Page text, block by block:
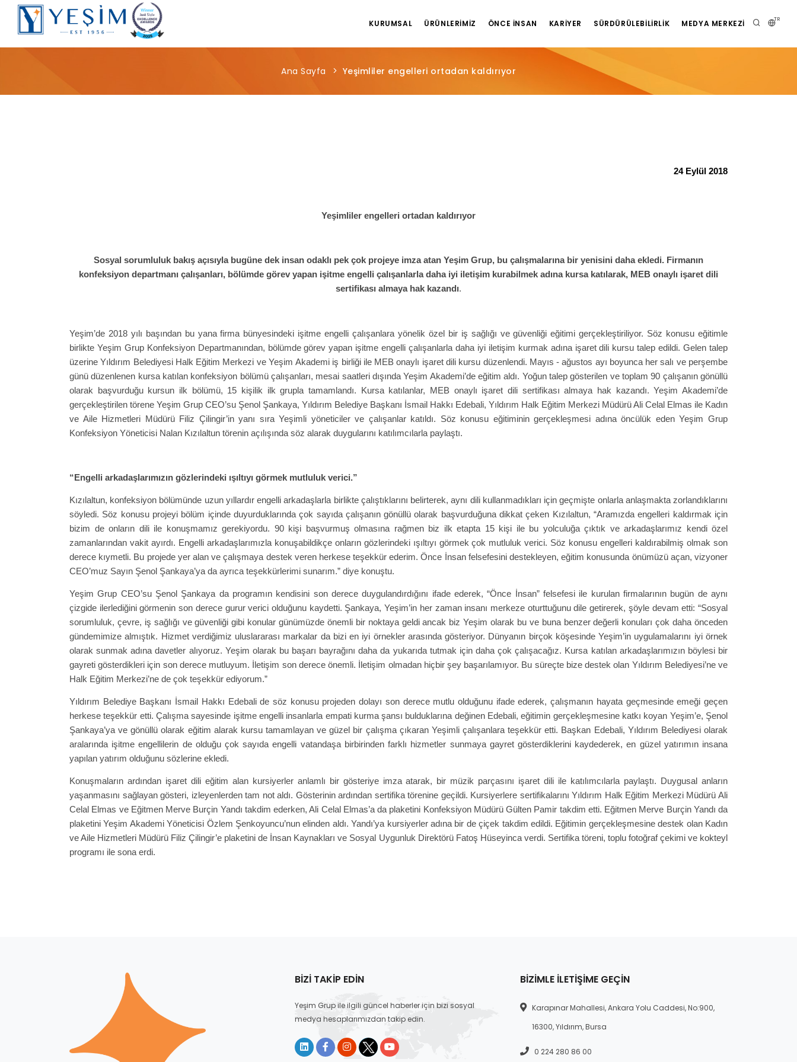
TR
KURUMSAL ÜRÜNLERIMIZ ÖNCE İNSAN KARIYER SÜRDÜRÜLEBILIRLIK MEDYA MERKEZI
Ana Sayfa Yeşimliler engelleri ortadan kaldırıyor
24 Eylül 2018
Yeşimliler engelleri ortadan kaldırıyor
Sosyal sorumluluk bakış açısıyla bugüne dek insan odaklı pek çok projeye imza atan Yeşim Grup, bu çalışmalarına bir yenisini daha ekledi. Firmanın
konfeksiyon departmanı çalışanları, bölümde görev yapan işitme engelli çalışanlarla daha iyi iletişim kurabilmek adına kursa katılarak, MEB onaylı işaret dili
sertifikası almaya hak kazandı.
Yeşim’de 2018 yılı başından bu yana firma bünyesindeki işitme engelli çalışanlara yönelik özel bir iş sağlığı ve güvenliği eğitimi gerçekleştiriliyor. Söz konusu eğitimle
birlikte Yeşim Grup Konfeksiyon Departmanından, bölümde görev yapan işitme engelli çalışanlarla daha iyi iletişim kurmak adına işaret dili kursu talep edildi. Gelen talep
üzerine Yıldırım Belediyesi Halk Eğitim Merkezi ve Yeşim Akademi iş birliği ile MEB onaylı işaret dili kursu düzenlendi. Mayıs - ağustos ayı boyunca her salı ve perşembe
günü düzenlenen kursa katılan konfeksiyon bölümü çalışanları, mesai saatleri dışında Yeşim Akademi’de eğitim aldı. Yoğun talep gösterilen ve toplam 90 çalışanın gönüllü
olarak başvurduğu kursun ilk bölümü, 15 kişilik ilk grupla tamamlandı. Kursa katılanlar, MEB onaylı işaret dili sertifikası almaya hak kazandı. Yeşim Akademi’de
gerçekleştirilen törene Yeşim Grup CEO’su Şenol Şankaya, Yıldırım Belediye Başkanı İsmail Hakkı Edebali, Yıldırım Halk Eğitim Merkezi Müdürü Ali Celal Elmas ile Kadın
ve Aile Hizmetleri Müdürü Filiz Çilingir’in yanı sıra Yeşimli yöneticiler ve çalışanlar katıldı. Söz konusu eğitiminin gerçekleşmesi adına öncülük eden Yeşim Grup
Konfeksiyon Yöneticisi Nalan Kızılaltun törenin açılışında söz alarak duygularını katılımcılarla paylaştı.
“Engelli arkadaşlarımızın gözlerindeki ışıltıyı görmek mutluluk verici.”
Kızılaltun, konfeksiyon bölümünde uzun yıllardır engelli arkadaşlarla birlikte çalıştıklarını belirterek, aynı dili kullanmadıkları için geçmişte onlarla anlaşmakta zorlandıklarını
söyledi. Söz konusu projeyi bölüm içinde duyurduklarında çok sayıda çalışanın gönüllü olarak başvurduğuna dikkat çeken Kızılaltun, “Aramızda engelleri kaldırmak için
bizim de onların dili ile konuşmamız gerekiyordu. 90 kişi başvurmuş olmasına rağmen biz ilk etapta 15 kişi ile bu yolculuğa çıktık ve arkadaşlarımız kendi özel
zamanlarından vakit ayırdı. Engelli arkadaşlarımızla konuşabildikçe onların gözlerindeki ışıltıyı görmek çok mutluluk verici. Söz konusu engelleri kaldırabilmiş olmak son
derece kıymetli. Bu projede yer alan ve çalışmaya destek veren herkese teşekkür ederim. Önce İnsan felsefesini destekleyen, eğitim konusunda önümüzü açan, vizyoner
CEO’muz Sayın Şenol Şankaya’ya da ayrıca teşekkürlerimi sunarım.” diye konuştu.
Yeşim Grup CEO’su Şenol Şankaya da programın kendisini son derece duygulandırdığını ifade ederek, “Önce İnsan” felsefesi ile kurulan firmalarının bugün de aynı
çizgide ilerlediğini görmenin son derece gurur verici olduğunu kaydetti. Şankaya, Yeşim’in her zaman insanı merkeze oturttuğunu dile getirerek, şöyle devam etti: “Sosyal
sorumluluk, çevre, iş sağlığı ve güvenliği gibi konular günümüzde önemli bir noktaya geldi ancak biz Yeşim olarak bu ve buna benzer değerli konuları çok daha önceden
gündemimize almıştık. Hizmet verdiğimiz uluslararası markalar da bizi en iyi örnekler arasında gösteriyor. Dünyanın birçok köşesinde Yeşim’in uygulamalarını iyi örnek
olarak sunmak adına davetler alıyoruz. Yeşim olarak bu başarı bayrağını daha da yukarıda tutmak için daha çok çalışacağız. Kursa katılan arkadaşlarımızın böylesi bir
gayreti gösterdikleri için son derece mutluyum. İletişim son derece önemli. İletişim olmadan hiçbir şey başarılamıyor. Bu süreçte bize destek olan Yıldırım Belediyesi’ne ve
Halk Eğitim Merkezi’ne de çok teşekkür ediyorum.”
Yıldırım Belediye Başkanı İsmail Hakkı Edebali de söz konusu projeden dolayı son derece mutlu olduğunu ifade ederek, çalışmanın hayata geçmesinde emeği geçen
herkese teşekkür etti. Çalışma sayesinde işitme engelli insanlarla empati kurma şansı bulduklarına değinen Edebali, eğitimin gerçekleşmesine katkı koyan Yeşim’e, Şenol
Şankaya’ya ve gönüllü olarak eğitim alarak kursu tamamlayan ve güzel bir çalışma çıkaran Yeşimli çalışanlara teşekkür etti. Başkan Edebali, Yıldırım Belediyesi olarak
aralarında işitme engellilerin de olduğu çok sayıda engelli vatandaşa birbirinden farklı hizmetler sunmaya gayret gösterdiklerini kaydederek, en güzel yatırımın insana
yapılan yatırım olduğunu sözlerine ekledi.
Konuşmaların ardından işaret dili eğitim alan kursiyerler anlamlı bir gösteriye imza atarak, bir müzik parçasını işaret dili ile katılımcılarla paylaştı. Duygusal anların
yaşanmasını sağlayan gösteri, izleyenlerden tam not aldı. Gösterinin ardından sertifika törenine geçildi. Kursiyerlere sertifikalarını Yıldırım Halk Eğitim Merkezi Müdürü Ali
Celal Elmas ve Eğitmen Merve Burçin Yandı takdim ederken, Ali Celal Elmas’a da plaketini Konfeksiyon Müdürü Gülten Pamir takdim etti. Eğitmen Merve Burçin Yandı da
plaketini Yeşim Akademi Yöneticisi Özlem Şenkoyuncu’nun elinden aldı. Yandı’ya kursiyerler adına bir de çiçek takdim edildi. Eğitimin gerçekleşmesine destek olan Kadın
ve Aile Hizmetleri Müdürü Filiz Çilingir’e plaketini de İnsan Kaynakları ve Sosyal Uygunluk Direktörü Fatoş Hüseyinca verdi. Sertifika töreni, toplu fotoğraf çekimi ve kokteyl
programı ile sona erdi.
BIZI TAKIP EDIN
Yeşim Grup ile ilgili güncel haberler için bizi sosyal
medya hesaplarımızdan takip edin.
BIZIMLE İLETIŞIME GEÇIN
Karapınar Mahallesi, Ankara Yolu Caddesi, No:900,
16300, Yıldırım, Bursa
0 224 280 86 00